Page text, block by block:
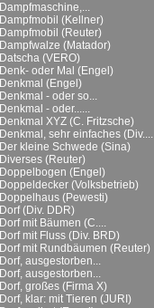
Dampfmaschine,...
Dampfmobil (Kellner)
Dampfmobil (Reuter)
Dampfwalze (Matador)
Datscha (VERO)
Denk- oder Mal (Engel)
Denkmal (Engel)
Denkmal - oder so...
Denkmal - oder......
Denkmal XYZ (C. Fritzsche)
Denkmal, sehr einfaches (Div....
Der kleine Schwede (Sina)
Diverses (Reuter)
Doppelbogen (Engel)
Doppeldecker (Volksbetrieb)
Doppelhaus (Pewesti)
Dorf (Div. DDR)
Dorf mit Bäumen (C....
Dorf mit Fluss (Div. BRD)
Dorf mit Rundbäumen (Reuter)
Dorf, ausgestorben...
Dorf, ausgestorben...
Dorf, großes (Firma X)
Dorf, klar: mit Tieren (JURI)